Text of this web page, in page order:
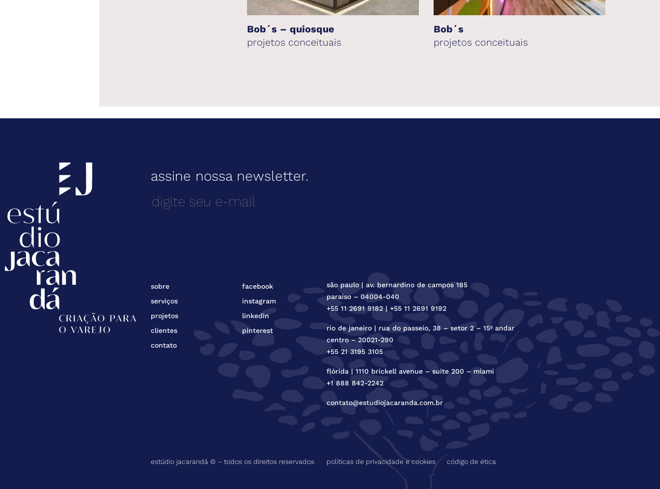
Bob´s – quiosque
projetos conceituais
Bob´s
projetos conceituais
assine nossa newsletter.
sobre
serviços
projetos
clientes
contato
facebook
instagram
linkedin
pinterest
são paulo | av. bernardino de campos 185
paraíso – 04004-040
+55 11 2691 9182 | +55 11 2691 9192
rio de janeiro | rua do passeio, 38 – setor 2 – 15º andar
centro – 20021-290
+55 21 3195 3105
flórida | 1110 brickell avenue – suite 200 – miami
+1 888 842-2242
contato@estudiojacaranda.com.br
estúdio jacarandá © – todos os direitos reservados políticas de privacidade e cookies código de ética